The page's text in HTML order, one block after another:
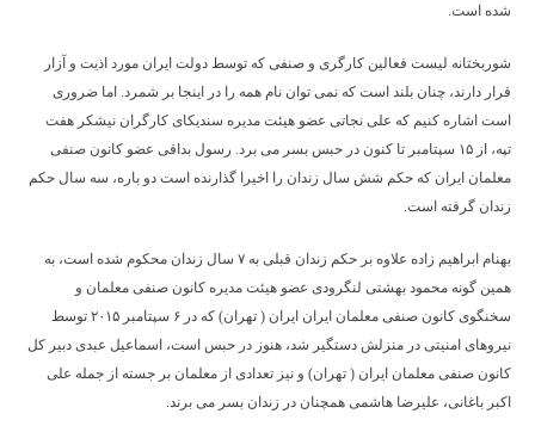
شده است.
شوربختانه لیست فعالین کارگری و صنفی که توسط دولت ایران مورد اذیت و آزار
قرار دارند، چنان بلند است که نمی توان نام همه را در اینجا بر شمرد. اما ضروری
است اشاره کنیم که علی نجاتی عضو هیئت مدیره سندیکای کارگران نیشکر هفت
تپه، از ۱۵ سپتامبر تا کنون در حبس بسر می برد. رسول بداقی عضو کانون صنفی
معلمان ایران که حکم شش سال زندان را اخیرا گذارنده است دو باره، سه سال حکم
زندان گرفته است.
بهنام ابراهیم زاده علاوه بر حکم زندان قبلی به ۷ سال زندان محکوم شده است، به
همین گونه محمود بهشتی لنگرودی عضو هیئت مدیره کانون صنفی معلمان و
سخنگوی کانون صنفی معلمان ایران ایران ( تهران) که در ۶ سپتامبر ۲۰۱۵ توسط
نیروهای امنیتی در منزلش دستگیر شد، هنوز در حبس است، اسماعیل عبدی دبیر کل
کانون صنفی معلمان ایران ( تهران) و نیز تعدادی از معلمان بر جسته از جمله علی
اکبر باغانی، علیرضا هاشمی همچنان در زندان بسر می برند.